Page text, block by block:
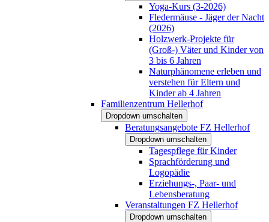
Yoga-Kurs (3-2026)
Fledermäuse - Jäger der Nacht
(2026)
Holzwerk-Projekte für
(Groß-) Väter und Kinder von
3 bis 6 Jahren
Naturphänomene erleben und
verstehen für Eltern und
Kinder ab 4 Jahren
Familienzentrum Hellerhof
Dropdown umschalten
Beratungsangebote FZ Hellerhof
Dropdown umschalten
Tagespflege für Kinder
Sprachförderung und
Logopädie
Erziehungs-, Paar- und
Lebensberatung
Veranstaltungen FZ Hellerhof
Dropdown umschalten